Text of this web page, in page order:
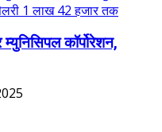
कॉर्पोरेशन,